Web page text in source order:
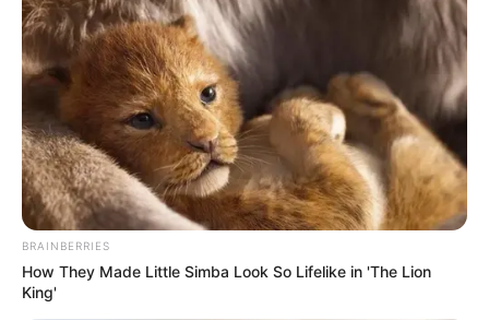
BRAINBERRIES
How They Made Little Simba Look So Lifelike in 'The Lion
King'